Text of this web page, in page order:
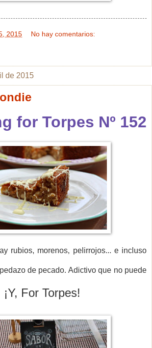
2015 No hay comentarios:
de 2015
for Torpes Nº 152
rubios, morenos, pelirrojos... e incluso
de pecado. Adictivo que no puede
¡Y, For Torpes!